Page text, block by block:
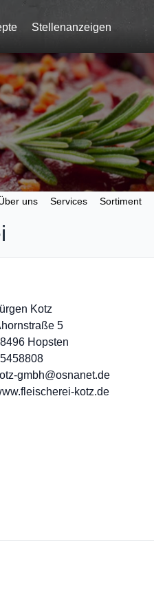
Stellenanzeigen
uns Services Sortiment
Kotz
5
Hopsten
gmbh@osnanet.de
kotz.de